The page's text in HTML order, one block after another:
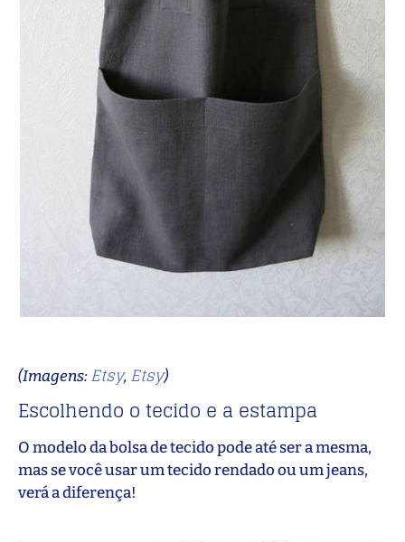
(Imagens:Etsy, Etsy)
Escolhendo o tecido e a estampa
O modelo da bolsa de tecido pode até ser a mesma,
mas se você usar um tecido rendado ou um jeans,
verá a diferença!